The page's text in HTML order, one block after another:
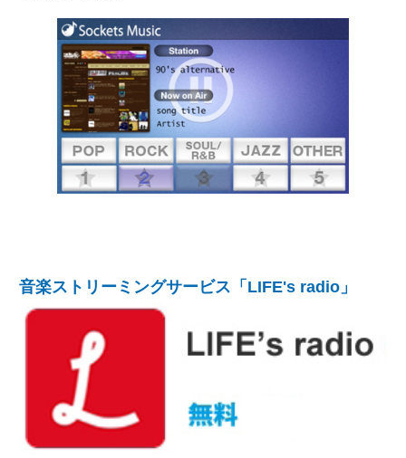
音楽ストリーミングサービス「LIFE's radio」